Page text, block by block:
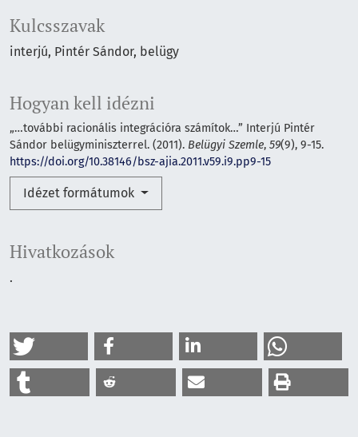
Kulcsszavak
interjú Pintér Sándor belügy
Hogyan kell idézni
„…további racionális integrációra számítok…” Interjú Pintér
Sándor belügyminiszterrel. (2011). Belügyi Szemle, 59(9), 9-15.
https://doi.org/10.38146/bsz-ajia.2011.v59.i9.pp9-15
Idézet formátumok
Hivatkozások
.